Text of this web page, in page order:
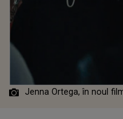
Jenna Ortega, în noul